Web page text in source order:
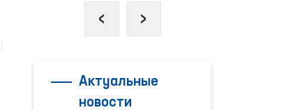
‹ ›
Актуальные
новости